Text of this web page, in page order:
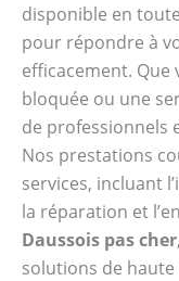
disponible en
pour répondre à
efficacement. Que
bloquée ou une
de professionnels
Nos prestations
services, incluant
la réparation et
Daussois pas cher
solutions de haute